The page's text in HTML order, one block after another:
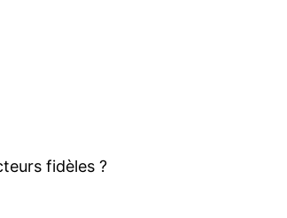
fidèles ?